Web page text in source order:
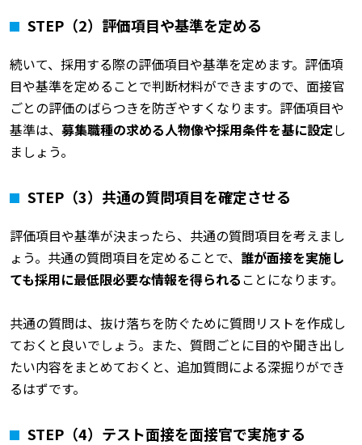
STEP （2）評価項目や基準を定める
続いて、採用する際の評価項目や基準を定めます。評価項
目や基準を定めることで判断材料ができますので、面接官
ごとの評価のばらつきを防ぎやすくなります。評価項目や
基準は、 募集職種の求める人物像や採用条件を基に設定し
ましょう。
STEP （3）共通の質問項目を確定させる
評価項目や基準が決まったら、共通の質問項目を考えまし
ょう。共通の質問項目を定めることで、 誰が面接を実施し
ても採用に最低限必要な情報を得られることになります。
共通の質問は、抜け落ちを防ぐために質問リストを作成し
ておくと良いでしょう。また、質問ごとに目的や聞き出し
たい内容をまとめておくと、追加質問による深掘りができ
るはずです。
STEP （4）テスト面接を面接官で実施する